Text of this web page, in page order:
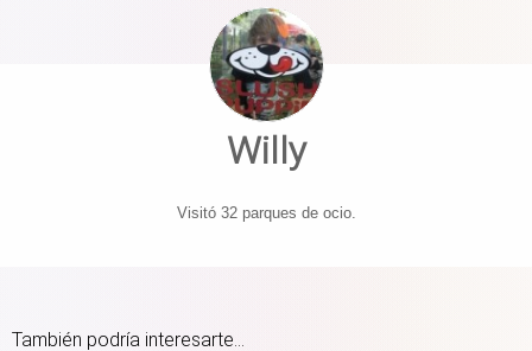
Willy
Visitó 32 parques de ocio.
También podría interesarte...